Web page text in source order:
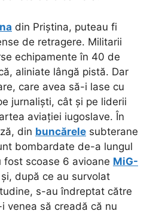
din Priștina, puteau fi
de retragere. Militarii
echipamente în 40 de
aliniate lângă pistă. Dar
care avea să-i lase cu
jurnaliști, cât și pe liderii
aviației iugoslave. În
din buncărele subterane
bombardate de-a lungul
scoase 6 avioane MiG-
după ce au survolat
s-au îndreptat către
venea să creadă că nu